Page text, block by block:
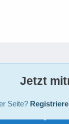
Jetzt
Seite?